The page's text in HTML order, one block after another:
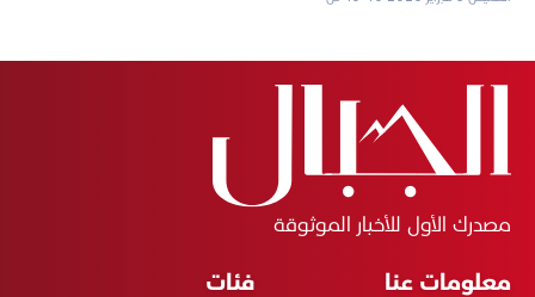
مصدرك الأول للأخبار الموثوقة
معلومات عنا فئات